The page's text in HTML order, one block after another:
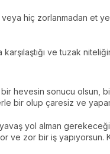
hiç zorlanmadan et
ve tuzak
hevesin sonucu olsun,
bir olup çaresiz ve
yol alman
ve zor bir iş